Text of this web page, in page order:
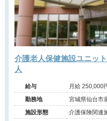
介護老人保健施設ユニッ
人
給与
勤務地
宮城県仙台市
施設形態
介護保険関連